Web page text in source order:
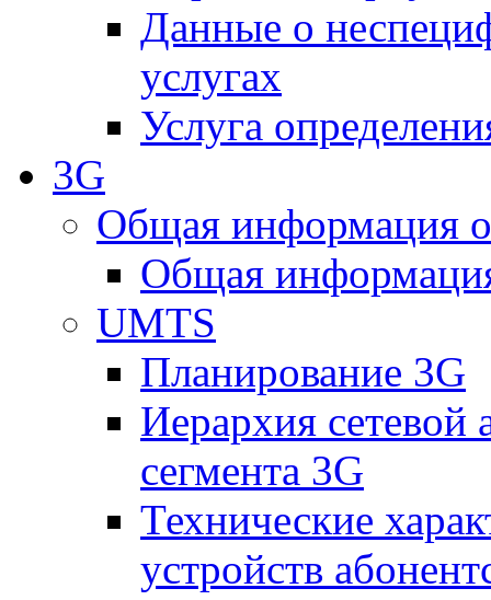
Данные о
услугах
Услуга
3G
Общая информация
Общая
UMTS
Планирование 3G
Иерархия сетевой
сегмента 3G
Технические
устройств